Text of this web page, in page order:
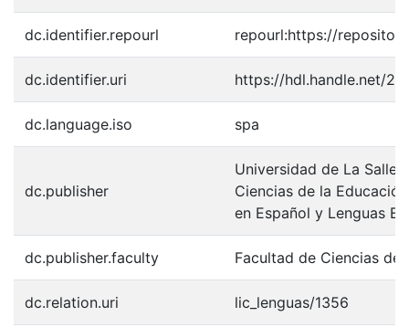
dc.identifier.repourl repourl:https://
dc.identifier.uri https://hdl.handle.net/
dc.language.iso spa
dc.publisher
Universidad de La Salle.
Ciencias de la
en Español y Lenguas
dc.publisher.faculty Facultad de Ciencias de
dc.relation.uri lic_lenguas/1356